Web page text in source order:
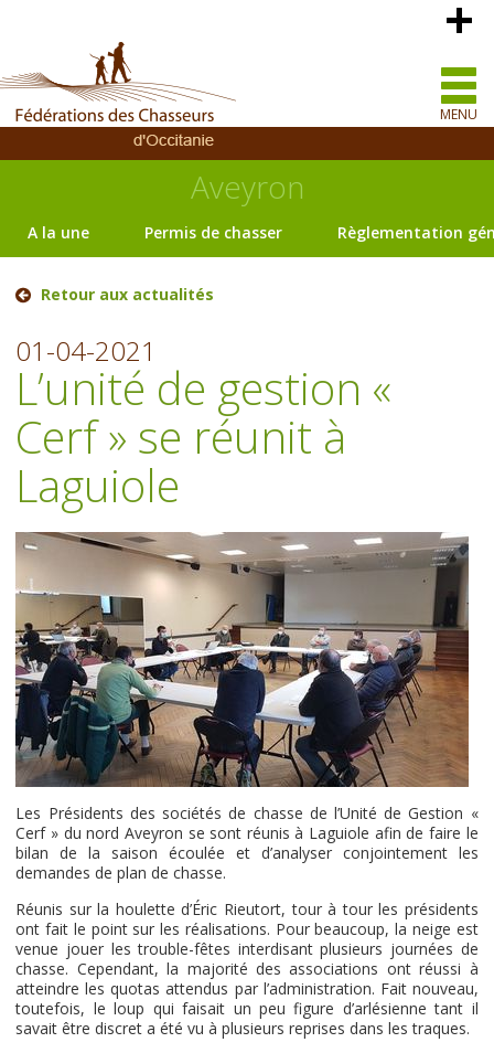
MENU
Aveyron
A la une Permis de chasser Règlementation
Retour aux actualités
01-04-2021
L’unité de gestion «
Cerf » se réunit à
Laguiole
Les Présidents des sociétés de chasse de l’Unité de Gestion «
Cerf » du nord Aveyron se sont réunis à Laguiole afin de faire le
bilan de la saison écoulée et d’analyser conjointement les
demandes de plan de chasse.
Réunis sur la houlette d’Éric Rieutort, tour à tour les présidents
ont fait le point sur les réalisations. Pour beaucoup, la neige est
venue jouer les trouble-fêtes interdisant plusieurs journées de
chasse. Cependant, la majorité des associations ont réussi à
atteindre les quotas attendus par l’administration. Fait nouveau,
toutefois, le loup qui faisait un peu figure d’arlésienne tant il
savait être discret a été vu à plusieurs reprises dans les traques.